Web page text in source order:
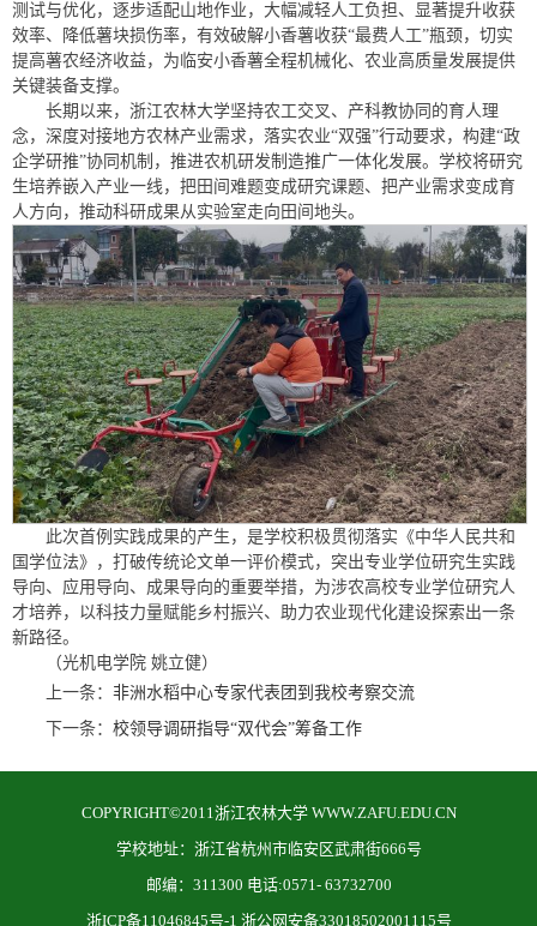
测试与优化，逐步适配山地作业，大幅减轻人工负担、显著提升收获
效率、降低薯块损伤率，有效破解小香薯收获“最费人工”瓶颈，切实
提高薯农经济收益，为临安小香薯全程机械化、农业高质量发展提供
关键装备支撑。
长期以来，浙江农林大学坚持农工交叉、产科教协同的育人理
念，深度对接地方农林产业需求，落实农业“双强”行动要求，构建“政
企学研推”协同机制，推进农机研发制造推广一体化发展。学校将研究
生培养嵌入产业一线，把田间难题变成研究课题、把产业需求变成育
人方向，推动科研成果从实验室走向田间地头。
此次首例实践成果的产生，是学校积极贯彻落实《中华人民共和
国学位法》，打破传统论文单一评价模式，突出专业学位研究生实践
导向、应用导向、成果导向的重要举措，为涉农高校专业学位研究人
才培养，以科技力量赋能乡村振兴、助力农业现代化建设探索出一条
新路径。
（光机电学院 姚立健）
上一条： 非洲水稻中心专家代表团到我校考察交流
下一条： 校领导调研指导“双代会”筹备工作
COPYRIGHT©2011浙江农林大学 WWW.ZAFU.EDU.CN
学校地址：浙江省杭州市临安区武肃街666号
邮编：311300 电话:0571- 63732700
浙ICP备11046845号-1 浙公网安备33018502001115号